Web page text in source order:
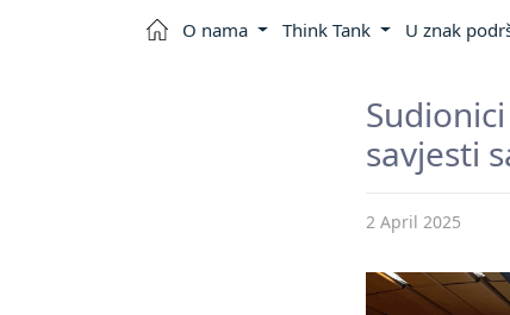
O nama Think Tank U znak
savjesti
2 April 2025